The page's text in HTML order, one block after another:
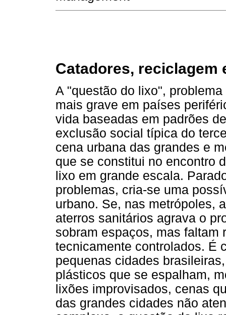
Catadores,
A "questão do lixo",
mais grave em países
vida baseadas em padrões
exclusão social típica do
cena urbana das grandes e
que se constitui no encontro
lixo em grande escala.
problemas, cria-se uma
urbano. Se, nas metrópoles,
aterros sanitários agrava o
sobram espaços, mas faltam
tecnicamente controlados. É
pequenas cidades
plásticos que se espalham,
lixões improvisados, cenas
das grandes cidades não